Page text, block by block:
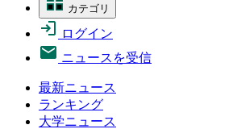
カテゴリ
ログイン
ニュースを受信
最新ニュース
ランキング
大学ニュース